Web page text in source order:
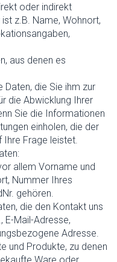
oder indirekt
z.B. Name, Wohnort,
aus denen es
die Sie ihm zur
die Abwicklung Ihrer
Sie die Informationen
einholen, die der
Ihre Frage leistet.
allem Vorname und
Nummer Ihres
gehören.
die den Kontakt uns
E-Mail-Adresse,
Adresse.
und Produkte, zu denen